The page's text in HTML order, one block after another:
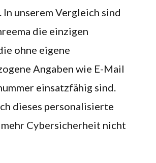
In unserem Vergleich sind
die einzigen
ohne eigene
Angaben wie E-Mail
einsatzfähig sind.
dieses personalisierte
Cybersicherheit nicht